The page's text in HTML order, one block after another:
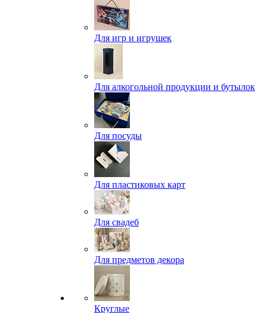
Для игр и игрушек
Для алкогольной продукции и бутылок
Для посуды
Для пластиковых карт
Для свадеб
Для предметов декора
Круглые